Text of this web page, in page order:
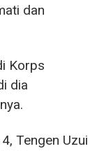
dan
Korps
dia
Tengen Uzui